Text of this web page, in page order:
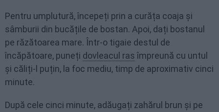
Pentru umplutură, începeți prin a curăța coaja și
sâmburii din bucățile de bostan. Apoi, dați bostanul
pe răzătoarea mare. Într-o tigaie destul de
încăpătoare, puneți dovleacul ras împreună cu untul
și căliți-l puțin, la foc mediu, timp de aproximativ cinci
minute.
După cele cinci minute, adăugați zahărul brun și pe